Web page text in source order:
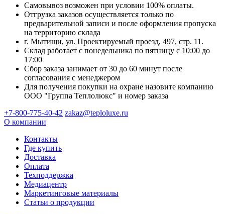
Самовывоз возможен при условии 100% оплаты.
Отгрузка заказов осуществляется только по
предварительной записи и после оформления пропуска
на территорию склада
г. Мытищи, ул. Проектируемый проезд, 497, стр. 11.
Склад работает с понедельника по пятницу с 10:00 до
17:00
Сбор заказа занимает от 30 до 60 минут после
согласования с менеджером
Для получения покупки на охране назовите компанию
ООО "Группа Теплолюкс" и номер заказа
+7-800-775-40-42 zakaz@teploluxe.ru
О компании
Контакты
Где купить
Доставка
Оплата
Техподдержка
Медиацентр
Маркетинговые материалы
Статьи о продукции